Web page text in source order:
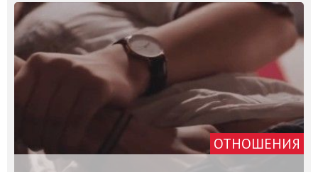
ОТНОШЕНИЯ